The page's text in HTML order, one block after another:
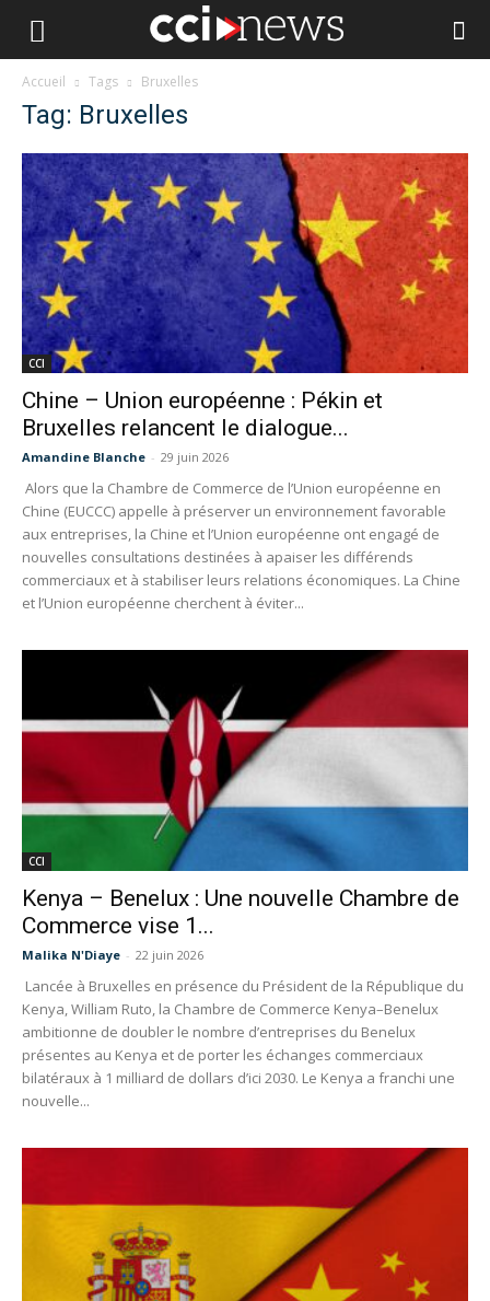
Accueil Tags Bruxelles
Tag: Bruxelles
CCI
Chine – Union européenne : Pékin et
Bruxelles relancent le dialogue...
Amandine Blanche - 29 juin 2026
Alors que la Chambre de Commerce de l’Union européenne en
Chine (EUCCC) appelle à préserver un environnement favorable
aux entreprises, la Chine et l’Union européenne ont engagé de
nouvelles consultations destinées à apaiser les différends
commerciaux et à stabiliser leurs relations économiques. La Chine
et l’Union européenne cherchent à éviter...
CCI
Kenya – Benelux : Une nouvelle Chambre de
Commerce vise 1...
Malika N'Diaye - 22 juin 2026
Lancée à Bruxelles en présence du Président de la République du
Kenya, William Ruto, la Chambre de Commerce Kenya–Benelux
ambitionne de doubler le nombre d’entreprises du Benelux
présentes au Kenya et de porter les échanges commerciaux
bilatéraux à 1 milliard de dollars d’ici 2030. Le Kenya a franchi une
nouvelle...